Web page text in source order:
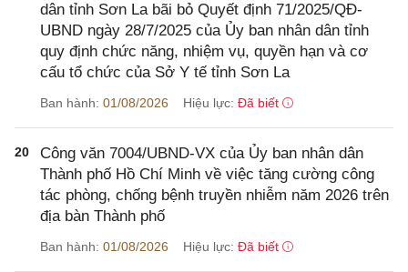
dân tỉnh Sơn La bãi bỏ Quyết định 71/2025/QĐ-
UBND ngày 28/7/2025 của Ủy ban nhân dân tỉnh
quy định chức năng, nhiệm vụ, quyền hạn và cơ
cấu tổ chức của Sở Y tế tỉnh Sơn La
Ban hành: 01/08/2026 Hiệu lực: Đã biết
20
Công văn 7004/UBND-VX của Ủy ban nhân dân
Thành phố Hồ Chí Minh về việc tăng cường công
tác phòng, chống bệnh truyền nhiễm năm 2026 trên
địa bàn Thành phố
Ban hành: 01/08/2026 Hiệu lực: Đã biết